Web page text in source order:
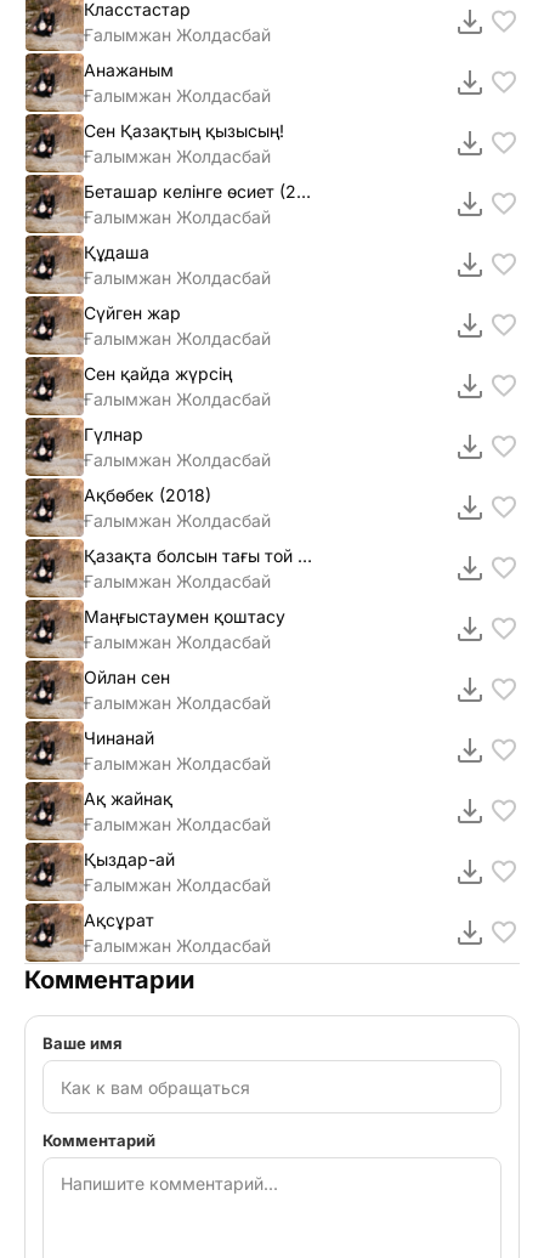
Класстастар
Ғалымжан Жолдасбай
Анажаным
Ғалымжан Жолдасбай
Сен Қазақтың қызысың!
Ғалымжан Жолдасбай
Беташар келінге өсиет (2016)
Ғалымжан Жолдасбай
Құдаша
Ғалымжан Жолдасбай
Сүйген жар
Ғалымжан Жолдасбай
Сен қайда жүрсің
Ғалымжан Жолдасбай
Гүлнар
Ғалымжан Жолдасбай
Ақбөбек (2018)
Ғалымжан Жолдасбай
Қазақта болсын тағы той (2015)
Ғалымжан Жолдасбай
Маңғыстаумен қоштасу
Ғалымжан Жолдасбай
Ойлан сен
Ғалымжан Жолдасбай
Чинанай
Ғалымжан Жолдасбай
Ақ жайнақ
Ғалымжан Жолдасбай
Қыздар-ай
Ғалымжан Жолдасбай
Ақсұрат
Ғалымжан Жолдасбай
Комментарии
Ваше имя
Комментарий